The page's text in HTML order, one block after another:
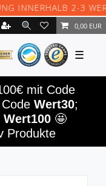
2-3
0,00 EUR
☰
mit Code
Wert30;
Wert100 🤩
Produkte